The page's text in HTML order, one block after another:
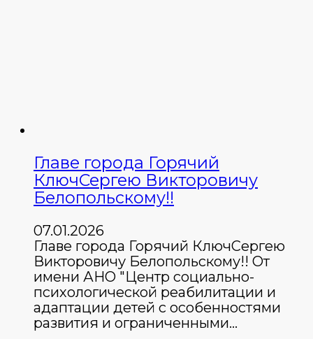
Главе города Горячий
КлючСергею Викторовичу
Белопольскому!!
07.01.2026
Главе города Горячий КлючСергею
Викторовичу Белопольскому!! От
имени АНО "Центр социально-
психологической реабилитации и
адаптации детей с особенностями
развития и ограниченными…